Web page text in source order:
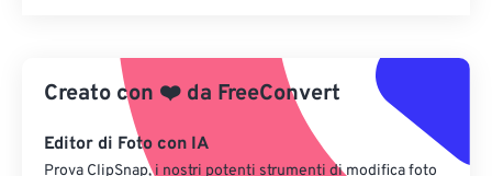
Applica da preimpostazione
Salva come predefinito
Creato con ❤️ da FreeConvert
Editor di Foto con IA
Prova ClipSnap, i nostri potenti strumenti di modifica foto